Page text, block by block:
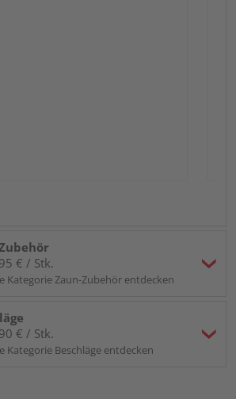
€ / Stk.
Kategorie Zaun-Zubehör entdecken
€ / Stk.
Kategorie Beschläge entdecken